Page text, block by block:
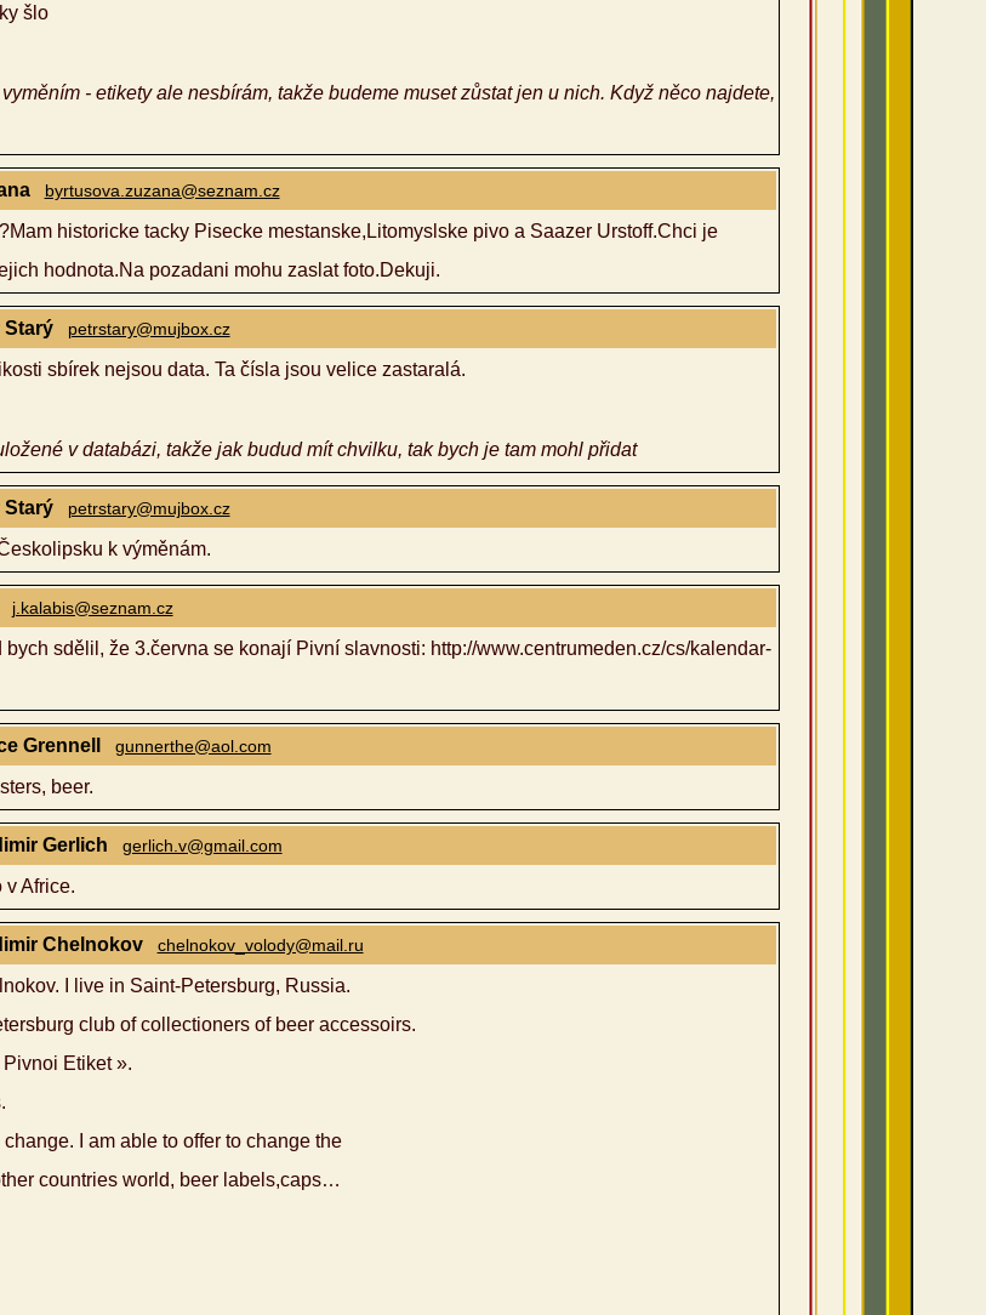
šlo
- etikety ale nesbírám, takže budeme muset zůstat jen u nich. Když něco najdete,
byrtusova.zuzana@seznam.cz
historicke tacky Pisecke mestanske,Litomyslske pivo a Saazer Urstoff.Chci je
hodnota.Na pozadani mohu zaslat foto.Dekuji.
Starý petrstary@mujbox.cz
sbírek nejsou data. Ta čísla jsou velice zastaralá.
v databázi, takže jak budud mít chvilku, tak bych je tam mohl přidat
Starý petrstary@mujbox.cz
k výměnám.
j.kalabis@seznam.cz
bych sdělil, že 3.června se konají Pivní slavnosti: http://www.centrumeden.cz/cs/kalendar-
Grennell gunnerthe@aol.com
beer.
Gerlich gerlich.v@gmail.com
v Africe.
Chelnokov chelnokov_volody@mail.ru
I live in Saint-Petersburg, Russia.
club of collectioners of beer accessoirs.
Etiket ».
change. I am able to offer to change the
countries world, beer labels,caps…